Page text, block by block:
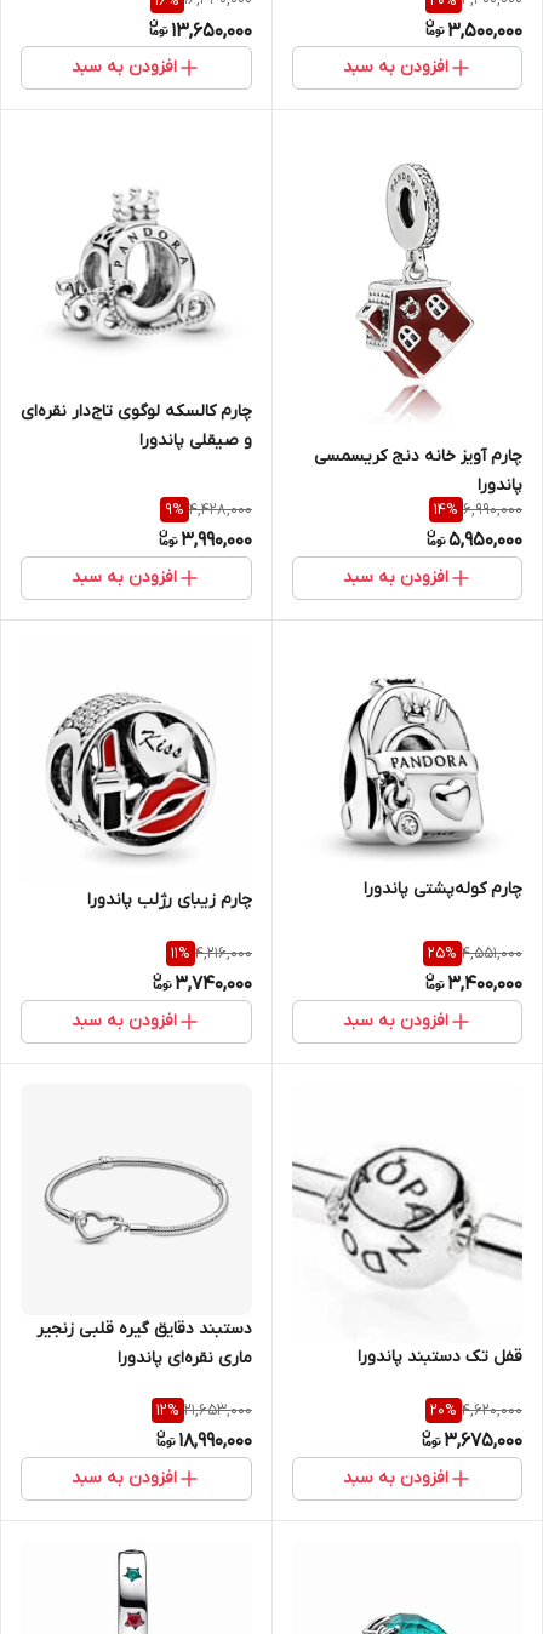
3,500,000
افزودن به سبد
13,650,000
افزودن به سبد
چارم آویز خانه دنج کریسمسی
پاندورا
6,990,000
14%
5,950,000
افزودن به سبد
چارم کالسکه لوگوی تاج‌دار نقره‌ای
و صیقلی پاندورا
4,428,000
9%
3,990,000
افزودن به سبد
چارم کوله‌پشتی پاندورا
4,551,000
25%
3,400,000
افزودن به سبد
چارم زیبای رژلب پاندورا
4,216,000
11%
3,740,000
افزودن به سبد
قفل تک دستبند پاندورا
4,620,000
20%
3,675,000
افزودن به سبد
دستبند دقایق گیره‌ قلبی زنجیر
ماری نقره‌ای پاندورا
21,653,000
12%
18,990,000
افزودن به سبد